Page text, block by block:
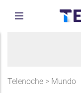
Telenoche > Mundo